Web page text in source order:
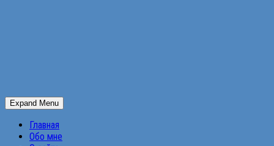
Expand Menu
Главная
Обо мне